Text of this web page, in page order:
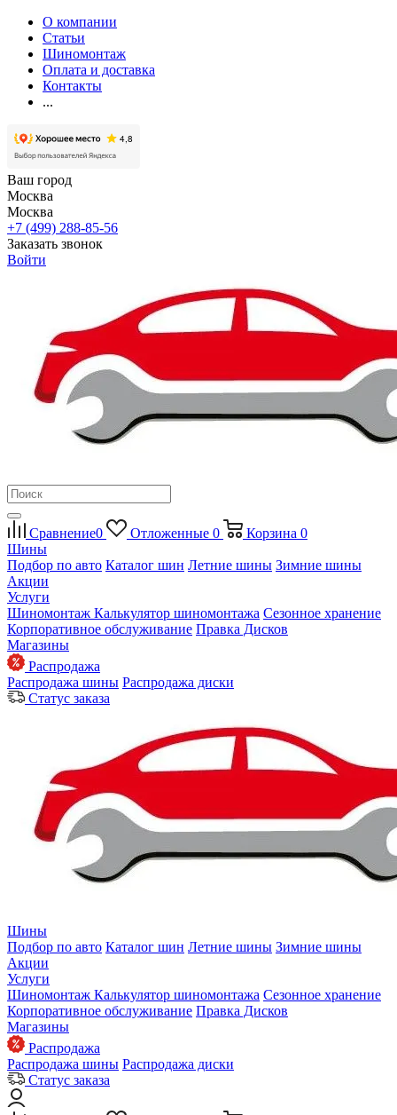
О компании
Статьи
Шиномонтаж
Оплата и доставка
Контакты
...
Ваш город
Москва
Москва
+7 (499) 288-85-56
Заказать звонок
Войти
Сравнение0 Отложенные 0 Корзина 0
Шины
Подбор по авто Каталог шин Летние шины Зимние шины
Акции
Услуги
Шиномонтаж Калькулятор шиномонтажа Сезонное хранение
Корпоративное обслуживание Правка Дисков
Магазины
Распродажа
Распродажа шины Распродажа диски
Статус заказа
Шины
Подбор по авто Каталог шин Летние шины Зимние шины
Акции
Услуги
Шиномонтаж Калькулятор шиномонтажа Сезонное хранение
Корпоративное обслуживание Правка Дисков
Магазины
Распродажа
Распродажа шины Распродажа диски
Статус заказа